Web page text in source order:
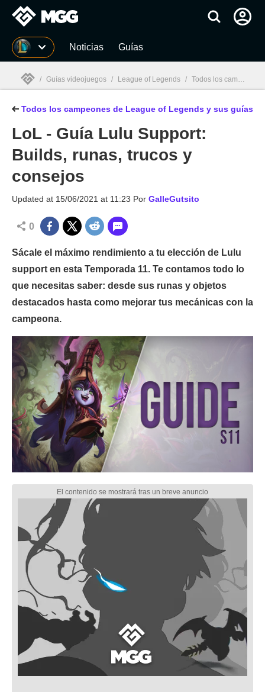
MGG Noticias Guías
MGG
/ Guías videojuegos / League of Legends / Todos los campeones de League of Legends y sus guías
Todos los campeones de League of Legends y sus guías
LoL - Guía Lulu Support:
Builds, runas, trucos y
consejos
Updated at 15/06/2021 at 11:23 Por GalleGutsito
0
Sácale el máximo rendimiento a tu elección de Lulu
support en esta Temporada 11. Te contamos todo lo
que necesitas saber: desde sus runas y objetos
destacados hasta como mejorar tus mecánicas con la
campeona.